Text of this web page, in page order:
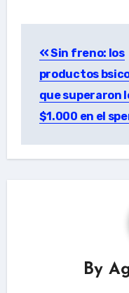
Sin freno: los
productos
que superaron
$1.000 en el
By